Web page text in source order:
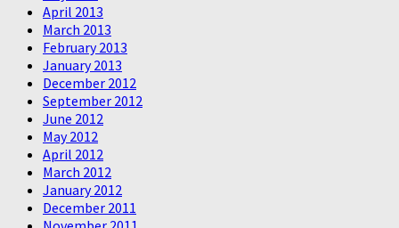
April 2013
March 2013
February 2013
January 2013
December 2012
September 2012
June 2012
May 2012
April 2012
March 2012
January 2012
December 2011